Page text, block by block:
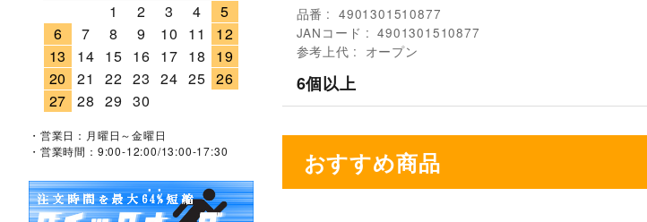
品番
4901301510877
JANコード
4901301510877
参考上代
オープン
6個以上
おすすめ商品
1
2 3 4
5
6
7 8 9 10 11
12
13
14 15 16 17 18
19
20
21 22 23 24 25 26
27 28 29 30
・営業日：月曜日～金曜日
・営業時間：9:00-12:00/13:00-17:30